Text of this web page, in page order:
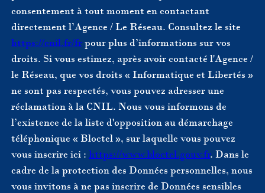
consentement à tout moment en contactant
directement l’Agence / Le Réseau. Consultez le site
https://cnil.fr/frpour plus d’informations sur vos
droits. Si vous estimez, après avoir contacté l'Agence /
le Réseau, que vos droits « Informatique et Libertés »
ne sont pas respectés, vous pouvez adresser une
réclamation à la CNIL. Nous vous informons de
l’existence de la liste d'opposition au démarchage
téléphonique « Bloctel », sur laquelle vous pouvez
vous inscrire ici : https://www.bloctel.gouv.fr. Dans le
cadre de la protection des Données personnelles, nous
vous invitons à ne pas inscrire de Données sensibles